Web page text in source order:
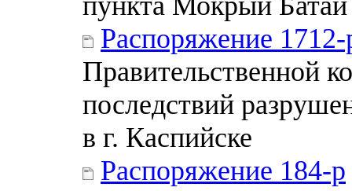
Распоряжение 1712-
Правительственной
последствий
в г. Каспийске
Распоряжение 184-р